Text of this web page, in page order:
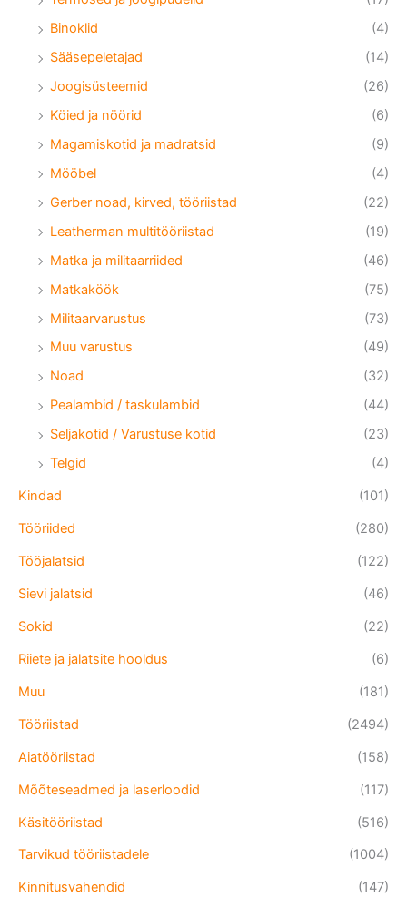
Binoklid
(4)
Sääsepeletajad
(14)
Joogisüsteemid
(26)
Köied ja nöörid
(6)
Magamiskotid ja madratsid
(9)
Mööbel
(4)
Gerber noad, kirved, tööriistad
(22)
Leatherman multitööriistad
(19)
Matka ja militaarriided
(46)
Matkaköök
(75)
Militaarvarustus
(73)
Muu varustus
(49)
Noad
(32)
Pealambid / taskulambid
(44)
Seljakotid / Varustuse kotid
(23)
Telgid
(4)
Kindad
(101)
Tööriided
(280)
Tööjalatsid
(122)
Sievi jalatsid
(46)
Sokid
(22)
Riiete ja jalatsite hooldus
(6)
Muu
(181)
Tööriistad
(2494)
Aiatööriistad
(158)
Mõõteseadmed ja laserloodid
(117)
Käsitööriistad
(516)
Tarvikud tööriistadele
(1004)
Kinnitusvahendid
(147)